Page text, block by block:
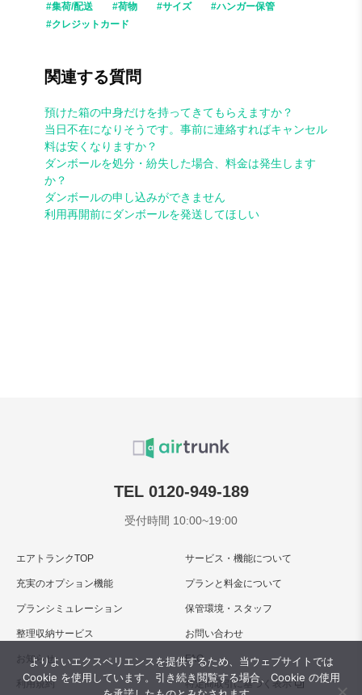
#集荷/配送 #荷物 #サイズ
#ハンガー保管
#クレジットカード
関連する質問
預けた箱の中身だけを持ってきてもらえますか？
当日不在になりそうです。事前に連絡すればキャンセル
料は安くなりますか？
ダンボールを処分・紛失した場合、料金は発生します
か？
ダンボールの申し込みができません
利用再開前にダンボールを発送してほしい
TEL 0120-949-189
受付時間 10:00~19:00
エアトランクTOP サービス・機能について
充実のオプション機能 プランと料金について
プランシミュレーション 保管環境・スタッフ
整理収納サービス お問い合わせ
お知らせ FAQ
利用規約 特定商取引に基づく表示
よりよいエクスペリエンスを提供するため、当ウェブサイトでは
Cookie を使用しています。引き続き閲覧する場合、Cookie の使用